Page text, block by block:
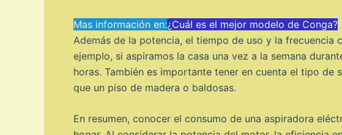
Mas información en:¿Cuál es el mejor modelo de Conga?
Además de la potencia, el tiempo de uso y la
ejemplo, si aspiramos la casa una vez a la semana
horas. También es importante tener en cuenta el tipo de
que un piso de madera o baldosas.
En resumen, conocer el consumo de una aspiradora